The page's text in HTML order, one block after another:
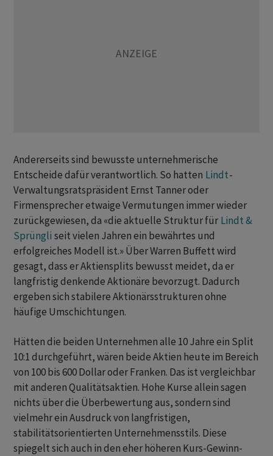
Andererseits sind bewusste unternehmerische
Entscheide dafür verantwortlich. So hatten Lindt-
Verwaltungsratspräsident Ernst Tanner oder
Firmensprecher etwaige Vermutungen immer wieder
zurückgewiesen, da «die aktuelle Struktur für Lindt &
Sprüngli seit vielen Jahren ein bewährtes und
erfolgreiches Modell ist.» Über Warren Buffett wird
gesagt, dass er Aktiensplits bewusst meidet, da er
langfristig denkende Aktionäre bevorzugt. Dadurch
ergeben sich stabilere Aktionärsstrukturen ohne
häufige Umschichtungen.
Hätten die beiden Unternehmen alle 10 Jahre ein Split
10:1 durchgeführt, wären beide Aktien heute im Bereich
von 100 bis 600 Dollar oder Franken. Das ist vergleichbar
mit anderen Qualitätsaktien. Hohe Kurse allein sagen
nichts über die Überbewertung aus, sondern sind
vielmehr ein Ausdruck von langfristigen,
stabilitätsorientierten Unternehmensstils. Diese
spiegelt sich auch in den eher höheren Kurs-Gewinn-